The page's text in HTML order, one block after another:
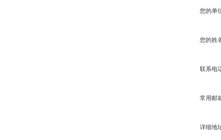
您的单
您的姓
联系电
常用邮
详细地